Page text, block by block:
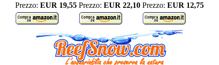
Prezzo: EUR 19,55 Prezzo: EUR 22,10 Prezzo: EUR 12,75